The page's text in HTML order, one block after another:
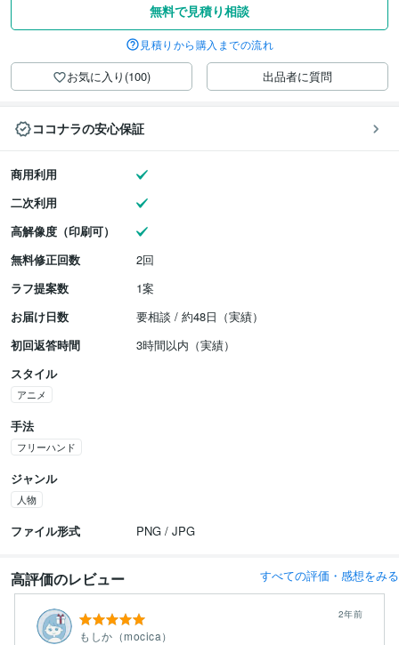
無料で見積り相談
見積りから購入までの流れ
お気に入り(100) 出品者に質問
ココナラの安心保証
商用利用
二次利用
高解像度（印刷可）
無料修正回数
2回
ラフ提案数
1案
お届け日数
要相談 / 約48日（実績）
初回返答時間
3時間以内（実績）
スタイル
アニメ
手法
フリーハンド
ジャンル
人物
ファイル形式 PNG / JPG
高評価のレビュー すべての評価・感想をみる
もしか（mocica）
2年前